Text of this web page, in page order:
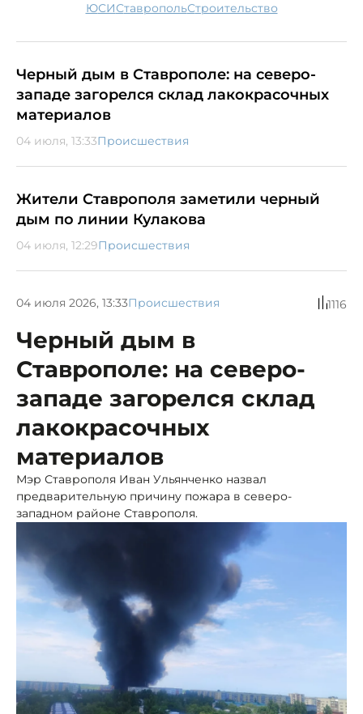
ЮСИ Ставрополь строительство
Черный дым в Ставрополе: на северо-
западе загорелся склад лакокрасочных
материалов
04 июля, 13:33Происшествия
Жители Ставрополя заметили черный
дым по линии Кулакова
04 июля, 12:29Происшествия
04 июля 2026, 13:33Происшествия 1116
Черный дым в
Ставрополе: на северо-
западе загорелся склад
лакокрасочных
материалов
Мэр Ставрополя Иван Ульянченко назвал
предварительную причину пожара в северо-
западном районе Ставрополя.